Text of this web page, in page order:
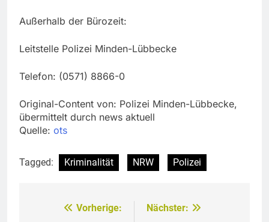
Außerhalb der Bürozeit:
Leitstelle Polizei Minden-Lübbecke
Telefon: (0571) 8866-0
Original-Content von: Polizei Minden-Lübbecke,
übermittelt durch news aktuell
Quelle: ots
Tagged: Kriminalität NRW Polizei
Beitragsnavigation
Vorherige:
Nächster: